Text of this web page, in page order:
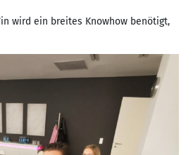
wird ein breites Knowhow benötigt,